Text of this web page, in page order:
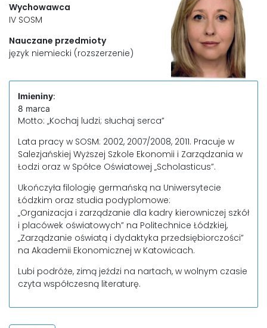
Wychowawca
IV SOSM
Nauczane przedmioty
język niemiecki (rozszerzenie)
Imieniny:
8 marca
Motto: „Kochaj ludzi; słuchaj serca”
Lata pracy w SOSM: 2002, 2007/2008, 2011. Pracuje w
Salezjańskiej Wyższej Szkole Ekonomii i Zarządzania w
Łodzi oraz w Spółce Oświatowej „Scholasticus”.
Ukończyła filologię germańską na Uniwersytecie
Łódzkim oraz studia podyplomowe:
„Organizacja i zarządzanie dla kadry kierowniczej szkół
i placówek oświatowych” na Politechnice Łódzkiej,
„Zarządzanie oświatą i dydaktyka przedsiębiorczości”
na Akademii Ekonomicznej w Katowicach.
Lubi podróże, zimą jeździ na nartach, w wolnym czasie
czyta współczesną literaturę.